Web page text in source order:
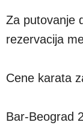
Za putovanje
rezervacija
Cene karata
Bar-Beograd